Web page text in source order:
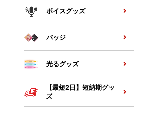
ボイスグッズ
バッジ
光るグッズ
【最短2日】短納期グッ
ズ